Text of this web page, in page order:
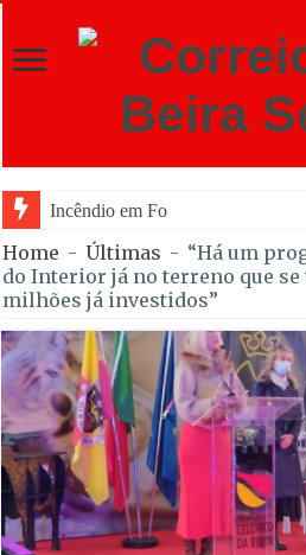
Incêndio em Fornos de Algodres
Home - Últimas - “Há um
do Interior já no terreno que
milhões já investidos”